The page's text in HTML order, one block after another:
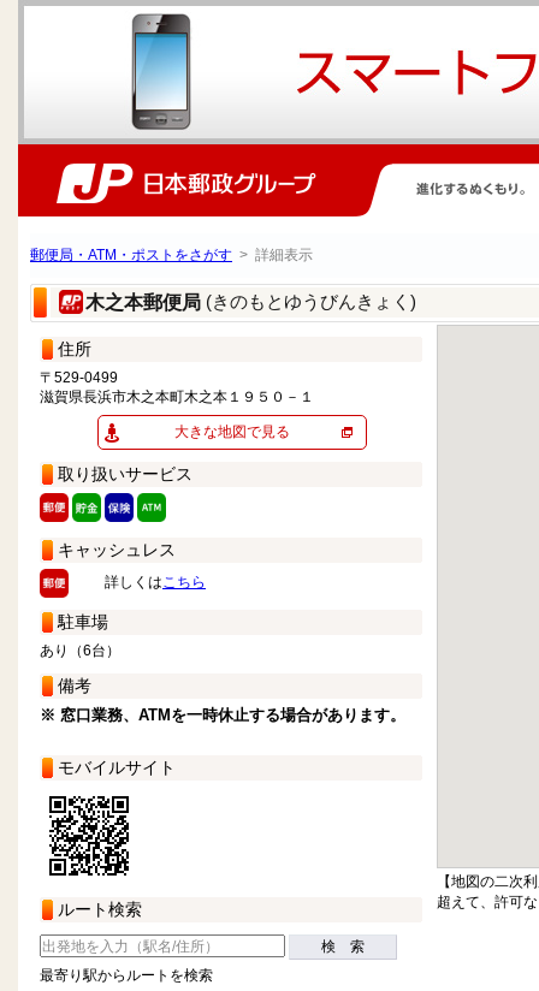
郵便局・ATM・ポストをさがす > 詳細表示
木之本郵便局 (きのもとゆうびんきょく)
住所
〒529-0499
滋賀県長浜市木之本町木之本１９５０－１
大きな地図で見る
取り扱いサービス
キャッシュレス
詳しくはこちら
駐車場
あり（6台）
備考
※ 窓口業務、ATMを一時休止する場合があります。
モバイルサイト
ルート検索
検 索
最寄り駅からルートを検索
【地図の二次
超えて、許可